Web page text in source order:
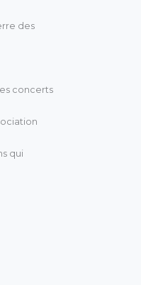
des
concerts
qui